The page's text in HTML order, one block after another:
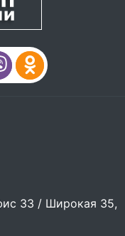
33 / Широкая 35,